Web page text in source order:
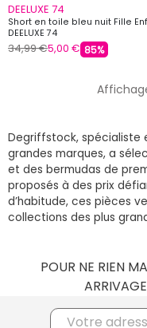
DEELUXE 74
Short en toile bleu nuit Fille
DEELUXE 74
34,99 €5,00 € 85%
Degriffstock, spécialiste
grandes marques, a
et des bermudas de
proposés à des prix
d’habitude, ces pièces
collections des plus
POUR NE RIEN